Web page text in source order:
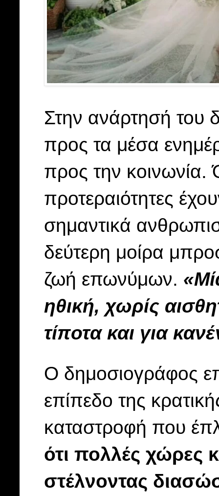
Στην ανάρτησή του
προς τα μέσα
προς την κοινωνία.
προτεραιότητες
σημαντικά
δεύτερη μοίρα
ζωή επωνύμων.
ηθική, χωρίς
τίποτα και για
Ο δημοσιογράφος
επίπεδο της
καταστροφή που
ότι πολλές χώρες
στέλνοντας